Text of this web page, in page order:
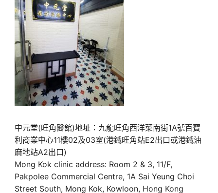
中元堂(旺角醫舘)地址：九龍旺角西洋菜南街1A號百寶
利商業中心11樓02及03室(港鐵旺角站E2出口或港鐵油
麻地站A2出口)
Mong Kok clinic address: Room 2 & 3, 11/F,
Pakpolee Commercial Centre, 1A Sai Yeung Choi
Street South, Mong Kok, Kowloon, Hong Kong